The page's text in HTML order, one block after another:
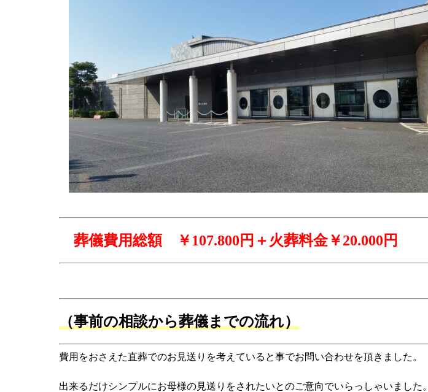
葬儀費用総額 ￥107.800円＋火葬料金￥20.000円
（事前の相談から葬儀までの流れ）
費用をおさえた直葬でのお見送りを考えていると事でお問い合わせを頂きました。
出来るだけシンプルにお母様の見送りをされたいとのご意向でいらっしゃいました。